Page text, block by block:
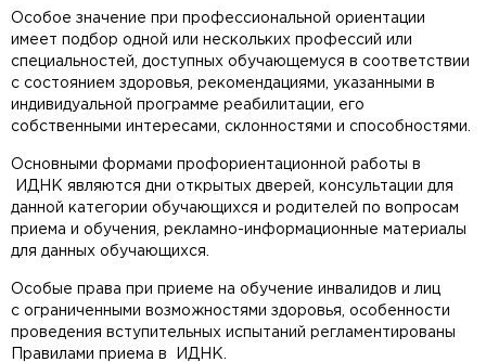
Особое значение при профессиональной ориентации
имеет подбор одной или нескольких профессий или
специальностей, доступных обучающемуся в соответствии
с состоянием здоровья, рекомендациями, указанными в
индивидуальной программе реабилитации, его
собственными интересами, склонностями и способностями.
Основными формами профориентационной работы в
ИДНК являются дни открытых дверей, консультации для
данной категории обучающихся и родителей по вопросам
приема и обучения, рекламно-информационные материалы
для данных обучающихся.
Особые права при приеме на обучение инвалидов и лиц
с ограниченными возможностями здоровья, особенности
проведения вступительных испытаний регламентированы
Правилами приема в ИДНК.